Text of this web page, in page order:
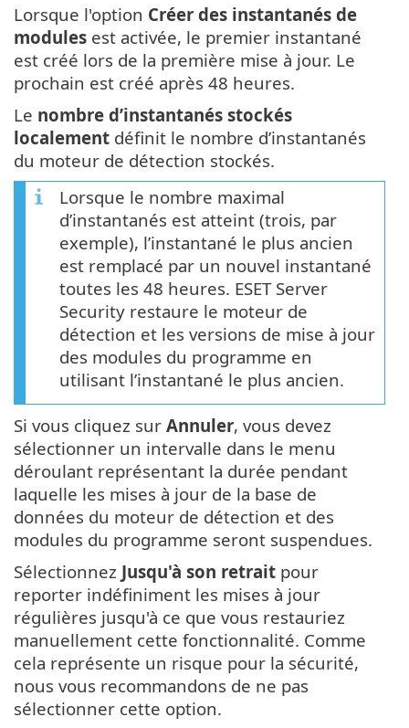
Lorsque l'option Créer des instantanés de
modules est activée, le premier instantané
est créé lors de la première mise à jour. Le
prochain est créé après 48 heures.
Le nombre d’instantanés stockés
localement définit le nombre d’instantanés
du moteur de détection stockés.
Lorsque le nombre maximal
d’instantanés est atteint (trois, par
exemple), l’instantané le plus ancien
est remplacé par un nouvel instantané
toutes les 48 heures. ESET Server
Security restaure le moteur de
détection et les versions de mise à jour
des modules du programme en
utilisant l’instantané le plus ancien.
Si vous cliquez sur Annuler, vous devez
sélectionner un intervalle dans le menu
déroulant représentant la durée pendant
laquelle les mises à jour de la base de
données du moteur de détection et des
modules du programme seront suspendues.
Sélectionnez Jusqu'à son retrait pour
reporter indéfiniment les mises à jour
régulières jusqu'à ce que vous restauriez
manuellement cette fonctionnalité. Comme
cela représente un risque pour la sécurité,
nous vous recommandons de ne pas
sélectionner cette option.